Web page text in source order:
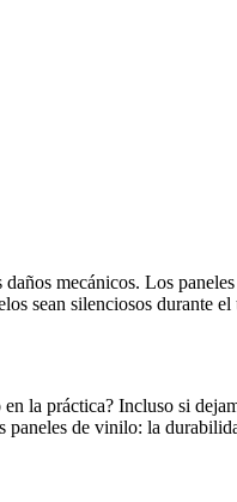
mecánicos. Los
sean silenciosos durante
la práctica? Incluso si
paneles de vinilo: la